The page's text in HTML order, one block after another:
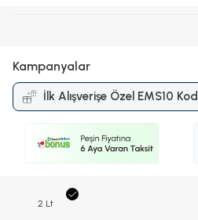
Kampanyalar
İlk Alışverişe Özel EMS10
ve Üzerine %10 İndirim
2 Lt